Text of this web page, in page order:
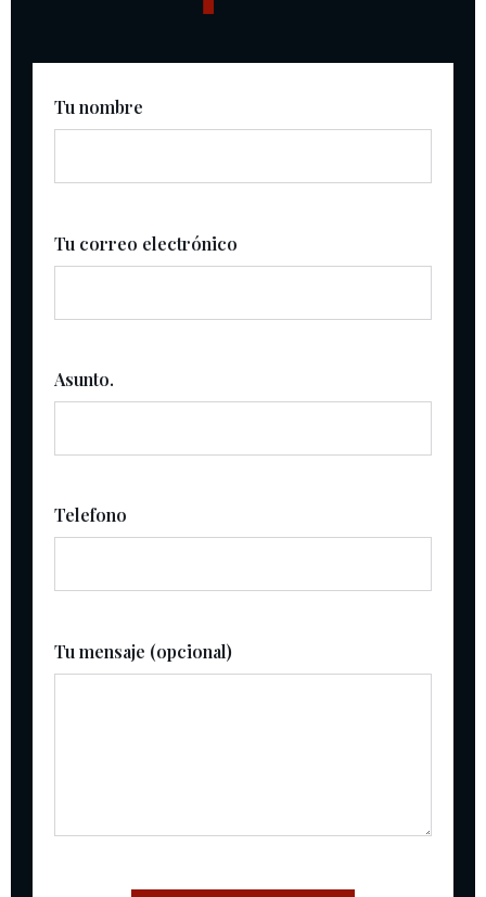
Tu nombre
Tu correo electrónico
Asunto.
Telefono
Tu mensaje (opcional)